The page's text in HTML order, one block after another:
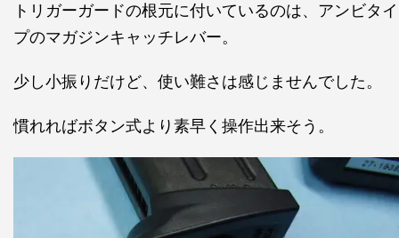
トリガーガードの根元に付いているのは、アンビタイ
プのマガジンキャッチレバー。
少し小振りだけど、使い難さは感じませんでした。
慣れればボタン式より素早く操作出来そう。